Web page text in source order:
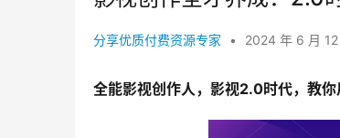
分享优质付费资源专家 • 2024 年 6 月
全能影视创作人，影视2.0时代，教